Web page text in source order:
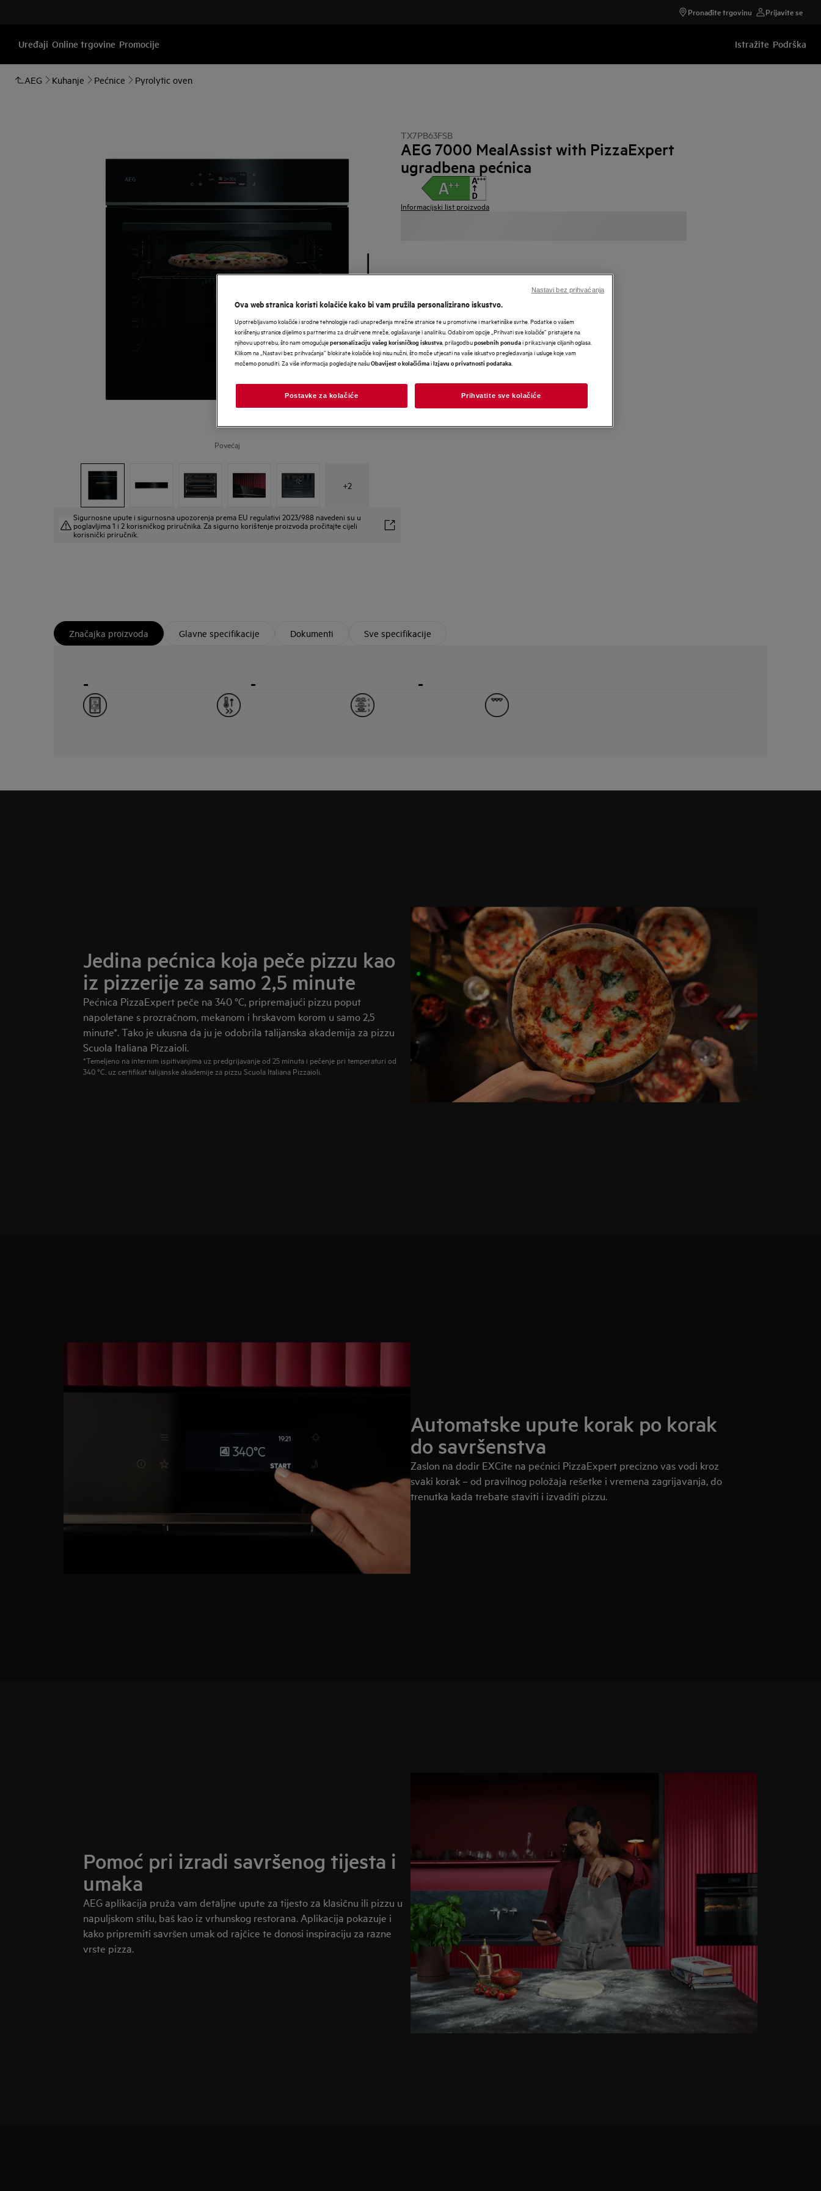
Pronađite trgovinu Prijavite se
Uređaji Online trgovine Promocije Istražite Podrška
AEG Kuhanje Pećnice Pyrolytic oven
Povećaj
+2
Sigurnosne upute i sigurnosna upozorenja prema EU regulativi 2023/988 navedeni su u
poglavljima 1 i 2 korisničkog priručnika. Za sigurno korištenje proizvoda pročitajte cijeli
korisnički priručnik.
TX7PB63FSB
AEG 7000 MealAssist with PizzaExpert
ugradbena pećnica
Informacijski list proizvoda
Značajka proizvoda Glavne specifikacije Dokumenti Sve specifikacije
- - -
Jedina pećnica koja peče pizzu kao
iz pizzerije za samo 2,5 minute
Pećnica PizzaExpert peče na 340 °C, pripremajući pizzu poput
napoletane s prozračnom, mekanom i hrskavom korom u samo 2,5
minute*. Tako je ukusna da ju je odobrila talijanska akademija za pizzu
Scuola Italiana Pizzaioli.
*Temeljeno na internim ispitivanjima uz predgrijavanje od 25 minuta i pečenje pri temperaturi od
340 °C, uz certifikat talijanske akademije za pizzu Scuola Italiana Pizzaioli.
Automatske upute korak po korak
do savršenstva
Zaslon na dodir EXCite na pećnici PizzaExpert precizno vas vodi kroz
svaki korak – od pravilnog položaja rešetke i vremena zagrijavanja, do
trenutka kada trebate staviti i izvaditi pizzu.
Pomoć pri izradi savršenog tijesta i
umaka
AEG aplikacija pruža vam detaljne upute za tijesto za klasičnu ili pizzu u
napuljskom stilu, baš kao iz vrhunskog restorana. Aplikacija pokazuje i
kako pripremiti savršen umak od rajčice te donosi inspiraciju za razne
vrste pizza.
Ova web stranica koristi kolačiće kako bi vam pružila personalizirano iskustvo.
Upotrebljavamo kolačiće i srodne tehnologije radi unapređenja mrežne stranice te u promotivne i marketinške svrhe. Podatke o vašem
korištenju stranice dijelimo s partnerima za društvene mreže, oglašavanje i analitiku. Odabirom opcije „Prihvati sve kolačiće” pristajete na
njihovu upotrebu, što nam omogućujepersonalizaciju vašeg korisničkog iskustva , prilagodbuposebnih ponudai prikazivanje ciljanih oglasa.
Klikom na „Nastavi bez prihvaćanja” blokirate kolačiće koji nisu nužni, što može utjecati na vaše iskustvo pregledavanja i usluge koje vam
možemo ponuditi. Za više informacija pogledajte našuObavijest o kolačićimaiIzjavu o privatnosti podataka
Postavke za kolačiće Prihvatite sve kolačiće
Nastavi bez prihvaćanja